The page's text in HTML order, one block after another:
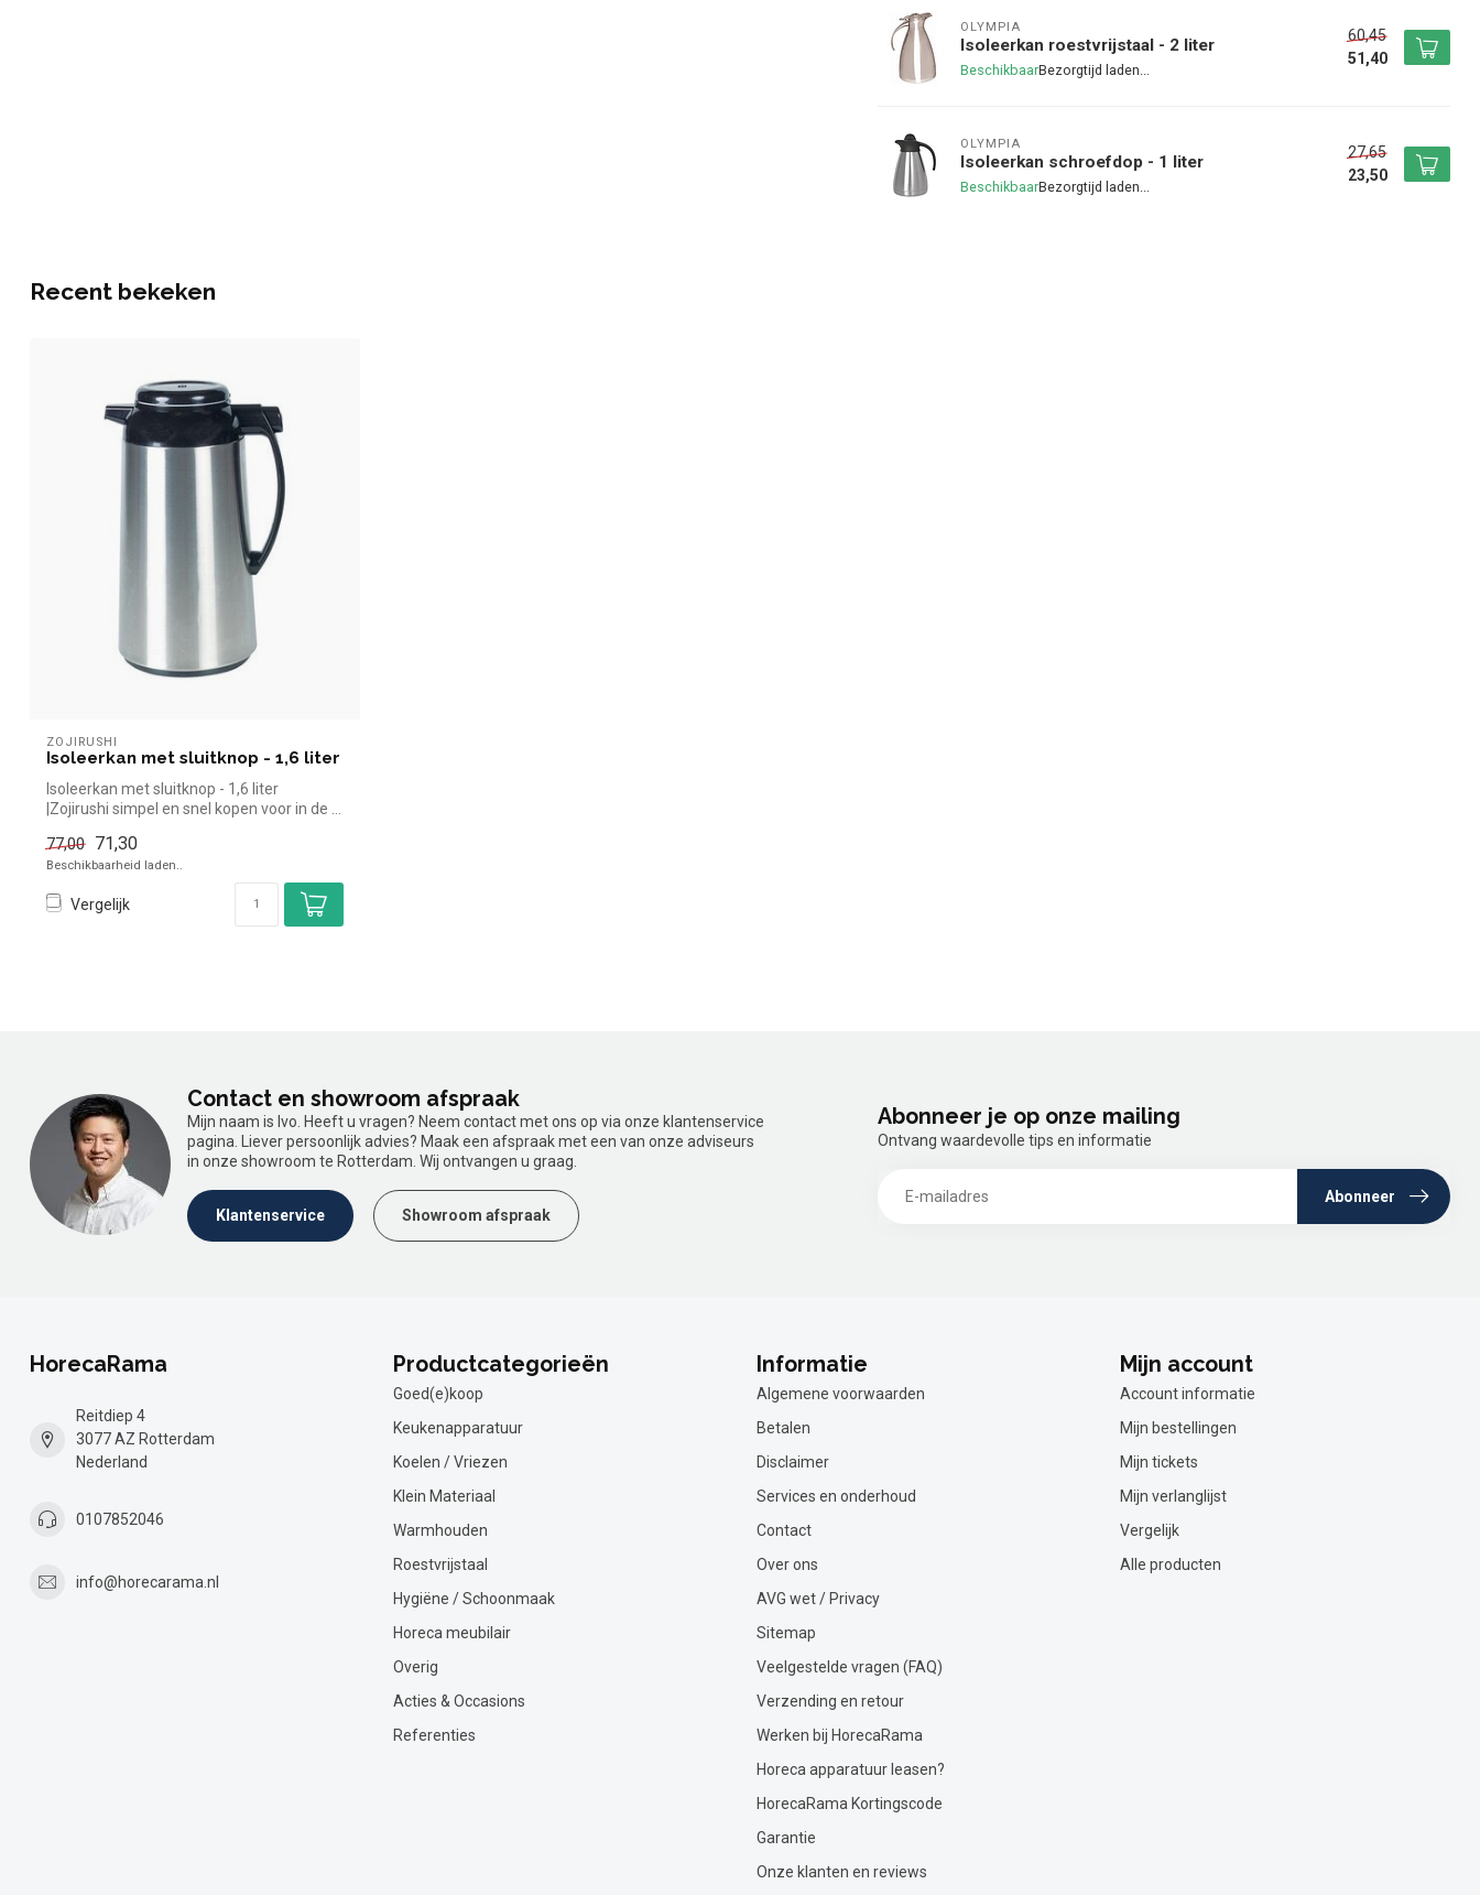
OLYMPIA
Isoleerkan roestvrijstaal - 2 liter
Beschikbaar
60,45
51,40
OLYMPIA
Isoleerkan schroefdop - 1 liter
Beschikbaar
27,65
23,50
Recent bekeken
ZOJIRUSHI
Isoleerkan met sluitknop - 1,6 liter
Isoleerkan met sluitknop - 1,6 liter
|Zojirushi simpel en snel kopen voor in de ...
77,00 71,30
Beschikbaarheid laden..
Vergelijk
Contact en showroom afspraak
Mijn naam is Ivo. Heeft u vragen? Neem contact met ons op via onze klantenservice
pagina. Liever persoonlijk advies? Maak een afspraak met een van onze adviseurs
in onze showroom te Rotterdam. Wij ontvangen u graag.
Klantenservice Showroom afspraak
Abonneer je op onze mailing
Ontvang waardevolle tips en informatie
Abonneer
HorecaRama
Reitdiep 4
3077 AZ Rotterdam
Nederland
0107852046
info@horecarama.nl
Productcategorieën
Goed(e)koop
Keukenapparatuur
Koelen / Vriezen
Klein Materiaal
Warmhouden
Roestvrijstaal
Hygiëne / Schoonmaak
Horeca meubilair
Overig
Acties & Occasions
Referenties
Informatie
Algemene voorwaarden
Betalen
Disclaimer
Services en onderhoud
Contact
Over ons
AVG wet / Privacy
Sitemap
Veelgestelde vragen (FAQ)
Verzending en retour
Werken bij HorecaRama
Horeca apparatuur leasen?
HorecaRama Kortingscode
Garantie
Onze klanten en reviews
Mijn account
Account informatie
Mijn bestellingen
Mijn tickets
Mijn verlanglijst
Vergelijk
Alle producten